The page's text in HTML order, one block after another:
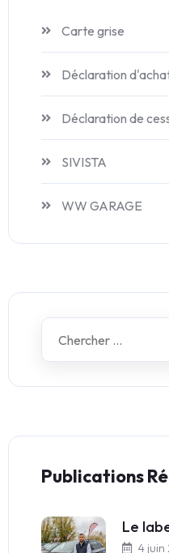
Carte grise
Déclaration
Déclaration de
SIVISTA
WW GARAGE
Publications
Le
4 juin